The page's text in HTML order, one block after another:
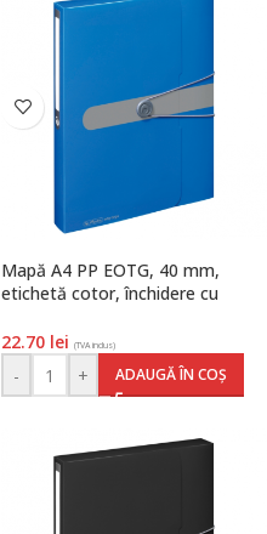
Mapă A4 PP EOTG, 40 mm,
etichetă cotor, închidere cu
22.70 lei (TVA inclus)
- + ADAUGĂ ÎN COȘ